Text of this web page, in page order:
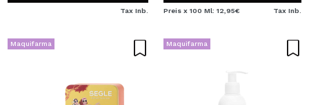
Tax Inb. Preis x 100 Ml: 12,95€ Tax Inb.
Maquifarma Maquifarma